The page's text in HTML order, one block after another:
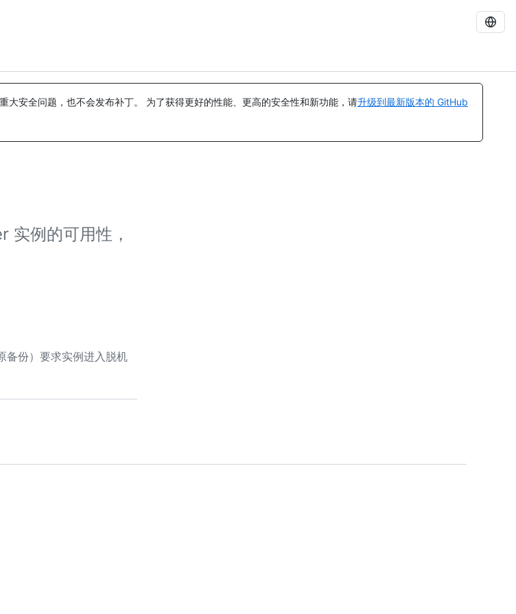
大安全问题，也不会发布补丁。 为了获得更好的性能、更高的安全性和新功能，请升级到最新版本的 GitHub
例的可用性，
份）要求实例进入脱机